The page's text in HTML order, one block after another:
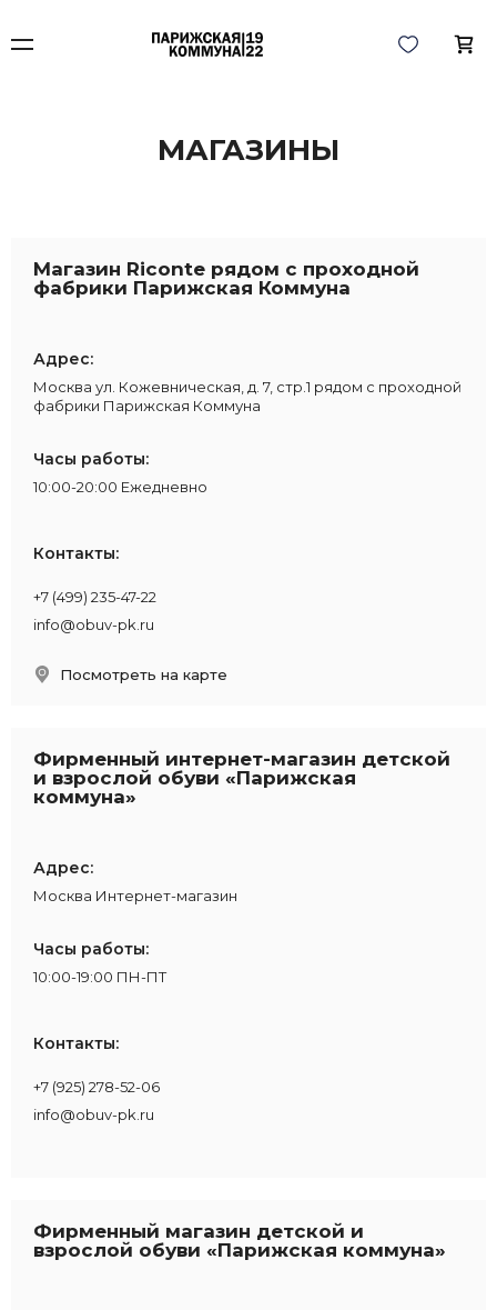
МАГАЗИНЫ
Магазин Riconte рядом с проходной
фабрики Парижская Коммуна
Адрес:
Москва ул. Кожевническая, д. 7, стр.1 рядом с проходной
фабрики Парижская Коммуна
Часы работы:
10:00-20:00 Ежедневно
Контакты:
+7 (499) 235-47-22
info@obuv-pk.ru
Посмотреть на карте
Фирменный интернет-магазин детской
и взрослой обуви «Парижская
коммуна»
Адрес:
Москва Интернет-магазин
Часы работы:
10:00-19:00 ПН-ПТ
Контакты:
+7 (925) 278-52-06
info@obuv-pk.ru
Фирменный магазин детской и
взрослой обуви «Парижская коммуна»